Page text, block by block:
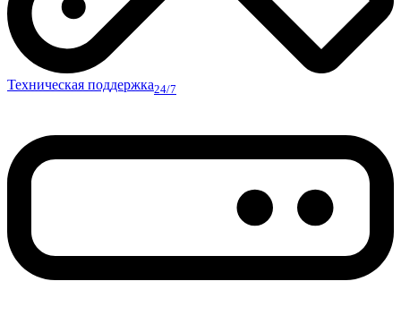
Техническая поддержка24/7